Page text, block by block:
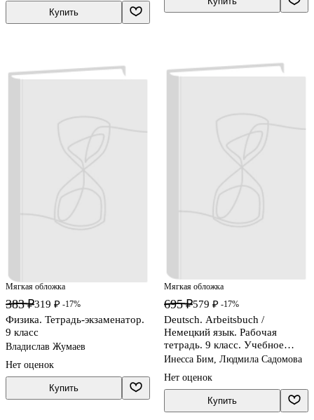
Купить
Мягкая обложка
383 ₽319 ₽ -17%
Физика. Тетрадь-экзаменатор.
9 класс
Владислав Жумаев
Нет оценок
Купить
Мягкая обложка
695 ₽579 ₽ -17%
Deutsch. Arbeitsbuch /
Немецкий язык. Рабочая
тетрадь. 9 класс. Учебное
пособие для
организаций
Инесса Бим, Людмила Садомова
Нет оценок
Купить